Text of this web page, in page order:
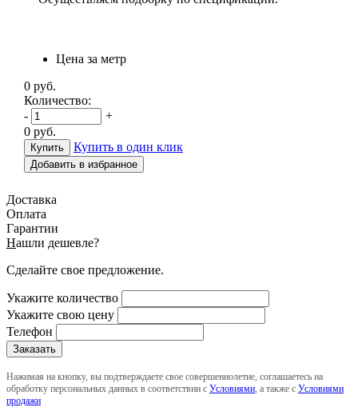
Цена за метр
0 руб.
Количество:
-
+
0 руб.
Купить в один клик
Добавить в избранное
Доставка
Оплата
Гарантии
Нашли дешевле?
Сделайте свое предложение.
Укажите количество
Укажите свою цену
Телефон
Нажимая на кнопку, вы подтверждаете свое совершеннолетие, соглашаетесь на
обработку персональных данных в соответствии с Условиями , а также с Условиями
продажи